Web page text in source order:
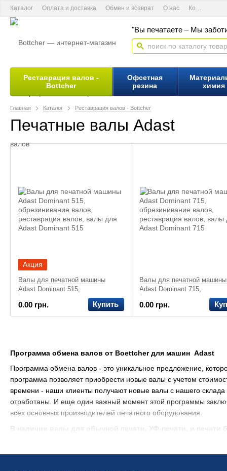
Каталог Оплата и доставка Обмен и возврат О нас Контактная информация
"Вы печатаете – Мы
Реставрация валов -
Bottcher
Офсетная
резина
химия
Главная Каталог Реставрация валов - Bottcher
Печатные валы Adast
Программа обмена валов от Boettcher для машин Adast
Программа обмена валов - это уникальное предложение,
программа позволяет приобрести новые валы с учетом
времени - наши клиенты получают новые валы с нашего
отработаны. И еще один важный момент этой программы
всех основных производителей печатного оборудования.
В наличии валы для обычной печати, УФ-печати, и печати
Акция
Валы для печатной машины
Adast Dominant 515,
реставрация валов, валы для
Adast Dominant 515
0.00 грн. Купить
Валы для печатной машины
Adast Dominant 715,
реставрация валов, валы
Adast Dominant 715
0.00 грн.